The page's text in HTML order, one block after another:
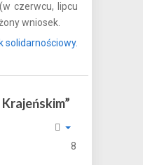
czerwcu, lipcu
wniosek.
solidarnościowy.
8